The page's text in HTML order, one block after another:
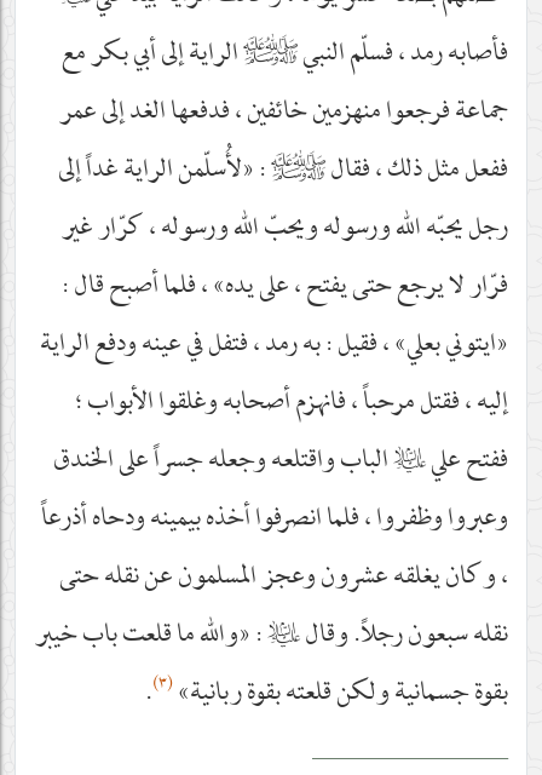
فأصابه رمد ، فسلّم النبيصلى‌الله‌عليه‌وآله‌وسلمالراية إلى أبي بكر مع
جماعة فرجعوا منهزمين خائفين ، فدفعها الغد إلى عمر
ففعل مثل ذلك ، فقالصلى‌الله‌عليه‌وآله‌وسلم: «لأُسلّمن الراية غداً إلى
رجل يحبّه الله ورسوله ويحبّ الله ورسوله ، كرّار غير
فرّار لا يرجع حتى يفتح ، على يده» ، فلما أصبح قال :
«ايتوني بعلي» ، فقيل : به رمد ، فتفل في عينه ودفع الراية
إليه ، فقتل مرحباً ، فانهزم أصحابه وغلقوا الأبواب ؛
ففتح عليعليه‌السلامالباب واقتلعه وجعله جسراً على الخندق
وعبروا وظفروا ، فلما انصرفوا أخذه بيمينه ودحاه أذرعاً
، وكان يغلقه عشرون وعجز المسلمون عن نقله حتى
نقله سبعون رجلاً. وقالعليه‌السلام: «والله ما قلعت باب خيبر
بقوة جسمانية ولكن قلعته بقوة ربانية»(٣) .
__________________